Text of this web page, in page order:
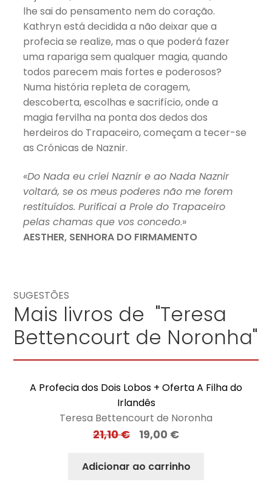
lhe sai do pensamento nem do coração.
Kathryn está decidida a não deixar que a
profecia se realize, mas o que poderá fazer
uma rapariga sem qualquer magia, quando
todos parecem mais fortes e poderosos?
Numa história repleta de coragem,
descoberta, escolhas e sacrifício, onde a
magia fervilha na ponta dos dedos dos
herdeiros do Trapaceiro, começam a tecer-se
as Crónicas de Naznir.
«Do Nada eu criei Naznir e ao Nada Naznir
voltará, se os meus poderes não me forem
restituídos. Purificai a Prole do Trapaceiro
pelas chamas que vos concedo.»
AESTHER, SENHORA DO FIRMAMENTO
SUGESTÕES
Mais livros de "Teresa
Bettencourt de Noronha"
A Profecia dos Dois Lobos + Oferta A Filha do
Irlandês
Teresa Bettencourt de Noronha
21,10€ 19,00 €
Adicionar ao carrinho